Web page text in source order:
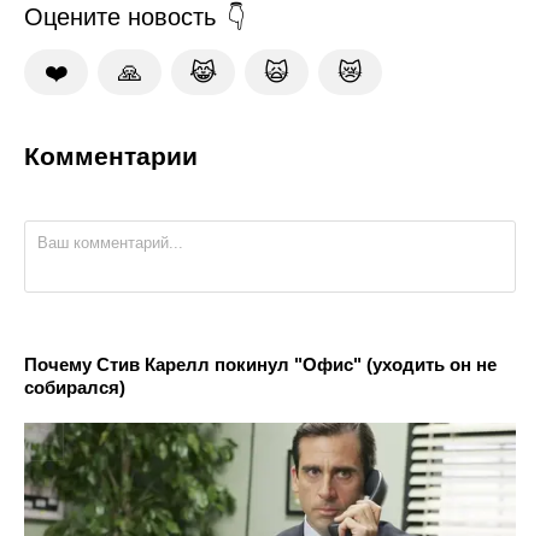
Оцените новость
❤️ 🙏 😹 🙀 😿
Комментарии
Почему Стив Карелл покинул "Офис" (уходить он не
собирался)